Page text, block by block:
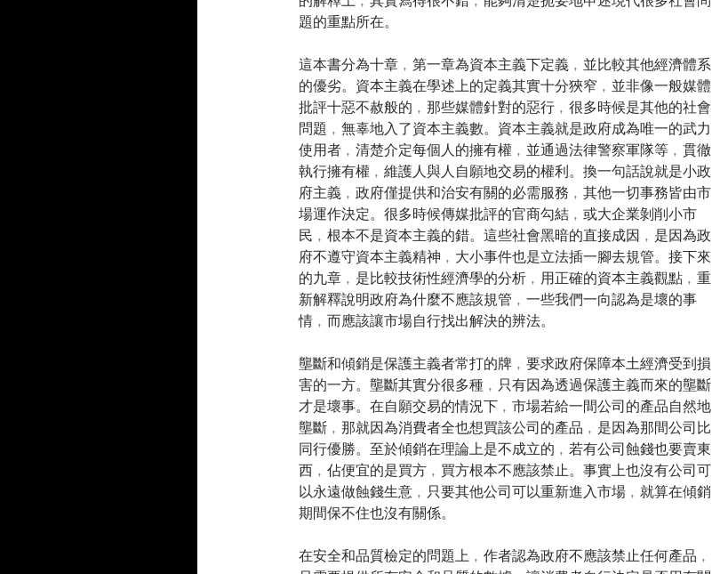
題的重點所在。
這本書分為十章﹐第一章為資本主義下定義﹐並比較其他經濟體系
的優劣。資本主義在學述上的定義其實十分狹窄﹐並非像一般媒體
批評十惡不赦般的﹐那些媒體針對的惡行﹐很多時候是其他的社會
問題﹐無辜地入了資本主義數。資本主義就是政府成為唯一的武力
使用者﹐清楚介定每個人的擁有權﹐並通過法律警察軍隊等﹐貫徹
執行擁有權﹐維護人與人自願地交易的權利。換一句話說就是小政
府主義﹐政府僅提供和治安有關的必需服務﹐其他一切事務皆由市
場運作決定。很多時候傳媒批評的官商勾結﹐或大企業剝削小市
民﹐根本不是資本主義的錯。這些社會黑暗的直接成因﹐是因為政
府不遵守資本主義精神﹐大小事件也是立法插一腳去規管。接下來
的九章﹐是比較技術性經濟學的分析﹐用正確的資本主義觀點﹐重
新解釋說明政府為什麼不應該規管﹐一些我們一向認為是壞的事
情﹐而應該讓市場自行找出解決的辨法。
壟斷和傾銷是保護主義者常打的牌﹐要求政府保障本土經濟受到損
害的一方。壟斷其實分很多種﹐只有因為透過保護主義而來的壟斷
才是壞事。在自願交易的情況下﹐市場若給一間公司的產品自然地
壟斷﹐那就因為消費者全也想買該公司的產品﹐是因為那間公司比
同行優勝。至於傾銷在理論上是不成立的﹐若有公司蝕錢也要賣東
西﹐佔便宜的是買方﹐買方根本不應該禁止。事實上也沒有公司可
以永遠做蝕錢生意﹐只要其他公司可以重新進入市場﹐就算在傾銷
期間保不住也沒有關係。
在安全和品質檢定的問題上﹐作者認為政府不應該禁止任何產品﹐